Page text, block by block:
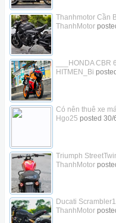
Thanhmotor Cần
ThanhMotor
___HONDA CBR
HITMEN_Bi posted
Có nên thuê xe
Hgo25 posted 30/
Triumph
ThanhMotor
Ducati
ThanhMotor